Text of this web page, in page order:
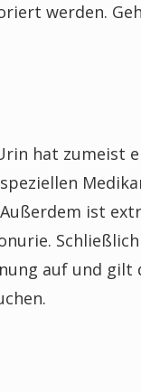
werden.
hat zumeist
ist
auf und gilt